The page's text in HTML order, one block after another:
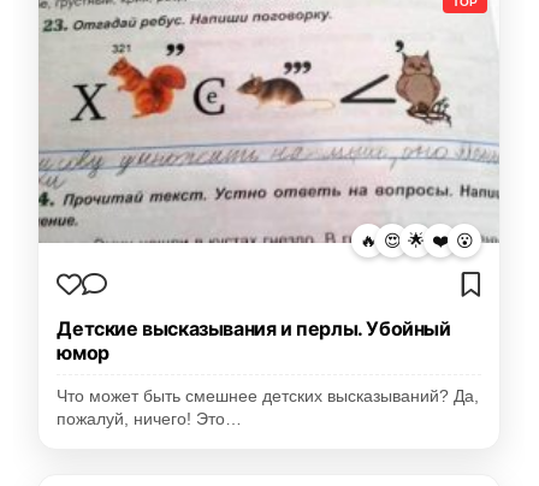
🔥 😍 🌟 ❤️ 😮
Детские высказывания и перлы. Убойный
юмор
Что может быть смешнее детских высказываний? Да,
пожалуй, ничего! Это…